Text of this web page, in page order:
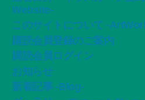
Website-
このサイトについて -
購読会員登録のご案内
購読会員ログイン
お知らせ
新着記事 -Blog-